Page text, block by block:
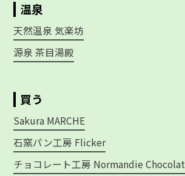
温泉
天然温泉 気楽坊
源泉 茶目湯殿
買う
Sakura MARCHE
石窯パン工房 Flicker
チョコレート工房 Normandie Chocolat